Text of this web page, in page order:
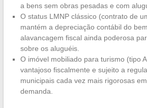
a bens sem obras pesadas e com
O status LMNP clássico (contrato de
mantém a depreciação contábil do
alavancagem fiscal ainda poderosa
sobre os aluguéis.
O imóvel mobiliado para turismo (tipo
vantajoso fiscalmente e sujeito a
municipais cada vez mais rigorosas
demanda.